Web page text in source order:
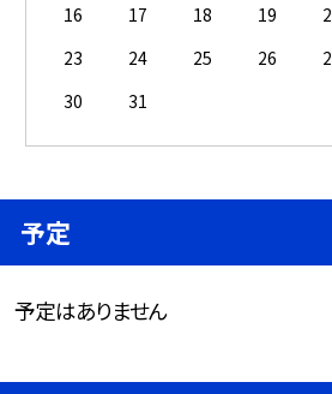
16
17 18 19
23
24 25 26
30
31
予定
予定はありません